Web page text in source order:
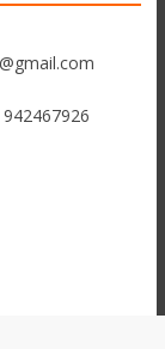
942467926